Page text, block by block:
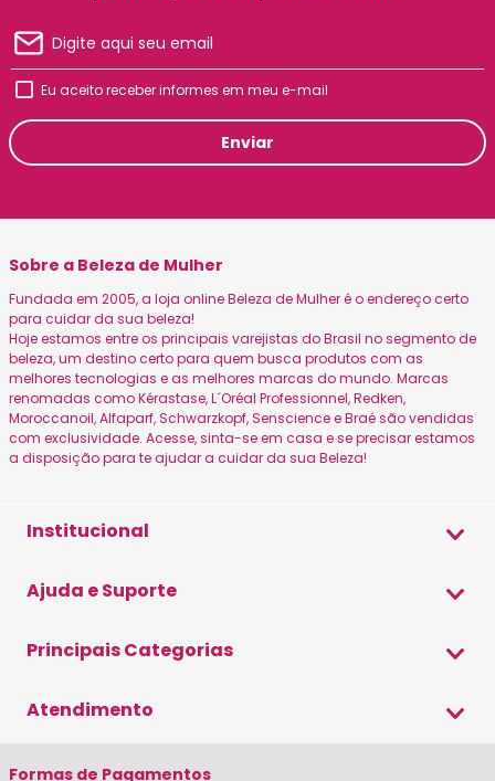
Eu aceito receber informes em meu e-mail
Enviar
Sobre a Beleza de Mulher
Fundada em 2005, a loja online Beleza de Mulher é o endereço certo
para cuidar da sua beleza!
Hoje estamos entre os principais varejistas do Brasil no segmento de
beleza, um destino certo para quem busca produtos com as
melhores tecnologias e as melhores marcas do mundo. Marcas
renomadas como Kérastase, L´Oréal Professionnel, Redken,
Moroccanoil, Alfaparf, Schwarzkopf, Senscience e Braé são vendidas
com exclusividade. Acesse, sinta-se em casa e se precisar estamos
a disposição para te ajudar a cuidar da sua Beleza!
Institucional
Política de Privacidade
Ajuda e Suporte
Trocas e Devoluções
Principais Categorias
Máscara
Atendimento
(19) 3579-9500
Formas de Pagamentos